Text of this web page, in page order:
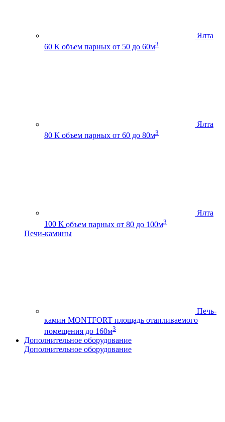
Ялта
60 К объем парных от 50 до 60м3
Ялта
80 К объем парных от 60 до 80м3
Ялта
100 К объем парных от 80 до 100м3
Печи-камины
Печь-
камин MONTFORT площадь отапливаемого
помещения до 160м3
Дополнительное оборудование
Дополнительное оборудование